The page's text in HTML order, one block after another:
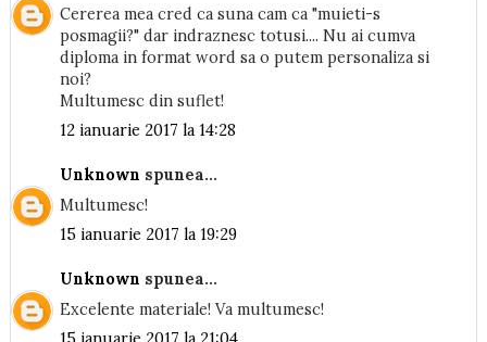
Cererea mea cred ca suna cam ca "muieti-s
posmagii?" dar indraznesc totusi.... Nu ai cumva
diploma in format word sa o putem personaliza si
noi?
Multumesc din suflet!
12 ianuarie 2017 la 14:28
Unknown spunea...
Multumesc!
15 ianuarie 2017 la 19:29
Unknown spunea...
Excelente materiale! Va multumesc!